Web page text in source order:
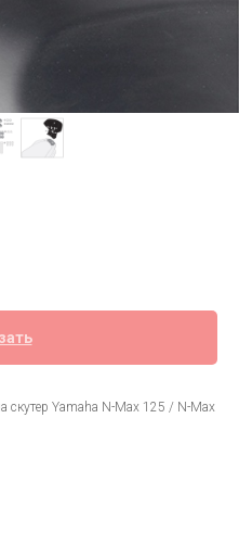
скутер Yamaha N-Max 125 / N-Max